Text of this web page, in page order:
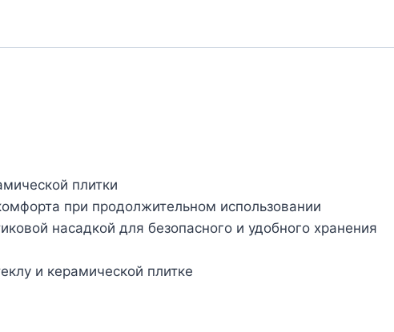
плитки
при продолжительном использовании
насадкой для безопасного и удобного хранения
и керамической плитке